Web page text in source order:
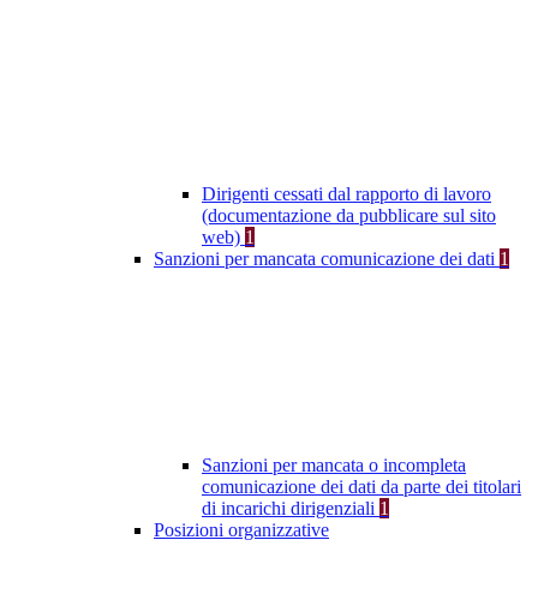
Dirigenti cessati dal rapporto di lavoro
(documentazione da pubblicare sul sito
web) 1
Sanzioni per mancata comunicazione dei dati 1
Sanzioni per mancata o incompleta
comunicazione dei dati da parte dei titolari
di incarichi dirigenziali 1
Posizioni organizzative